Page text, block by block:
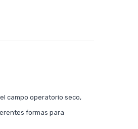
campo operatorio seco,
formas para